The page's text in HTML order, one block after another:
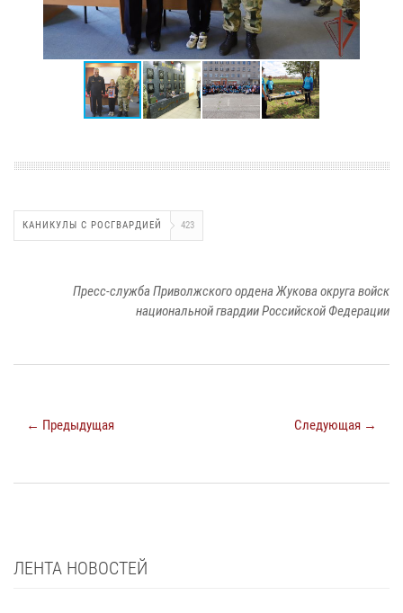
КАНИКУЛЫ С РОСГВАРДИЕЙ 423
Пресс-служба Приволжского ордена Жукова округа войск
национальной гвардии Российской Федерации
← Предыдущая Следующая →
ЛЕНТА НОВОСТЕЙ